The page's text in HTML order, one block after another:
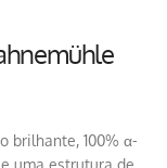
brilhante, 100% α-